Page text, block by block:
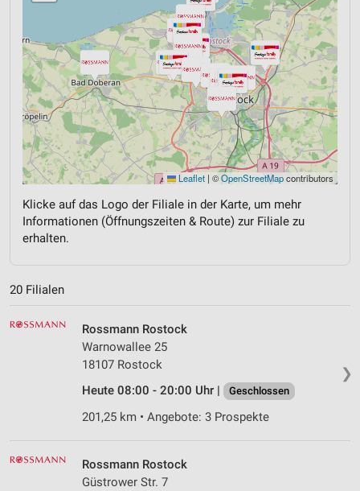
Leaflet | ©OpenStreetMapcontributors
Klicke auf das Logo der Filiale in der Karte, um mehr
Informationen (Öffnungszeiten & Route) zur Filiale zu
erhalten.
20 Filialen
❯
Rossmann Rostock
Warnowallee 25
18107 Rostock
Heute 08:00 - 20:00 Uhr |
Geschlossen
201,25 km • Angebote: 3 Prospekte
Rossmann Rostock
Güstrower Str. 7